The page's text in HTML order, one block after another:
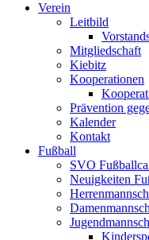
Verein
Leitbild
Mitgliedschaft
Kiebitz
Kooperationen
Prävention
Kalender
Kontakt
Fußball
SVO
Neuigkeiten